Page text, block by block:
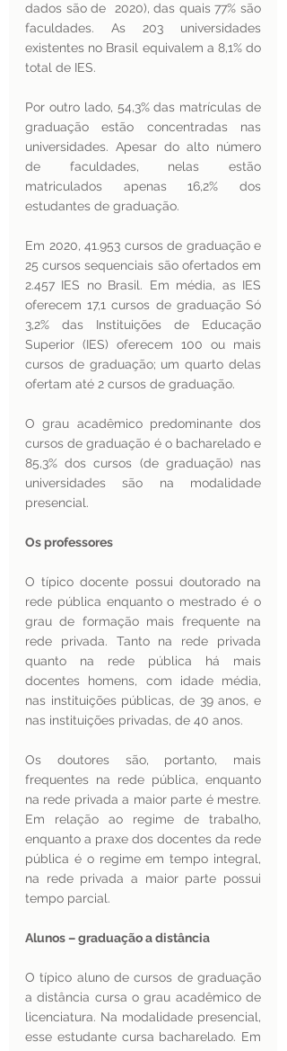
dados são de  2020), das quais 77% são
faculdades. As 203 universidades
existentes no Brasil equivalem a 8,1% do
total de IES.
Por outro lado, 54,3% das matrículas de
graduação estão concentradas nas
universidades. Apesar do alto número
de faculdades, nelas estão
matriculados apenas 16,2% dos
estudantes de graduação.
Em 2020, 41.953 cursos de graduação e
25 cursos sequenciais são ofertados em
2.457 IES no Brasil. Em média, as IES
oferecem 17,1 cursos de graduação Só
3,2% das Instituições de Educação
Superior (IES) oferecem 100 ou mais
cursos de graduação; um quarto delas
ofertam até 2 cursos de graduação.
O grau acadêmico predominante dos
cursos de graduação é o bacharelado e
85,3% dos cursos (de graduação) nas
universidades são na modalidade
presencial.
Os professores
O típico docente possui doutorado na
rede pública enquanto o mestrado é o
grau de formação mais frequente na
rede privada. Tanto na rede privada
quanto na rede pública há mais
docentes homens, com idade média,
nas instituições públicas, de 39 anos, e
nas instituições privadas, de 40 anos.
Os doutores são, portanto, mais
frequentes na rede pública, enquanto
na rede privada a maior parte é mestre.
Em relação ao regime de trabalho,
enquanto a praxe dos docentes da rede
pública é o regime em tempo integral,
na rede privada a maior parte possui
tempo parcial.
Alunos – graduação a distância
O típico aluno de cursos de graduação
a distância cursa o grau acadêmico de
licenciatura. Na modalidade presencial,
esse estudante cursa bacharelado. Em